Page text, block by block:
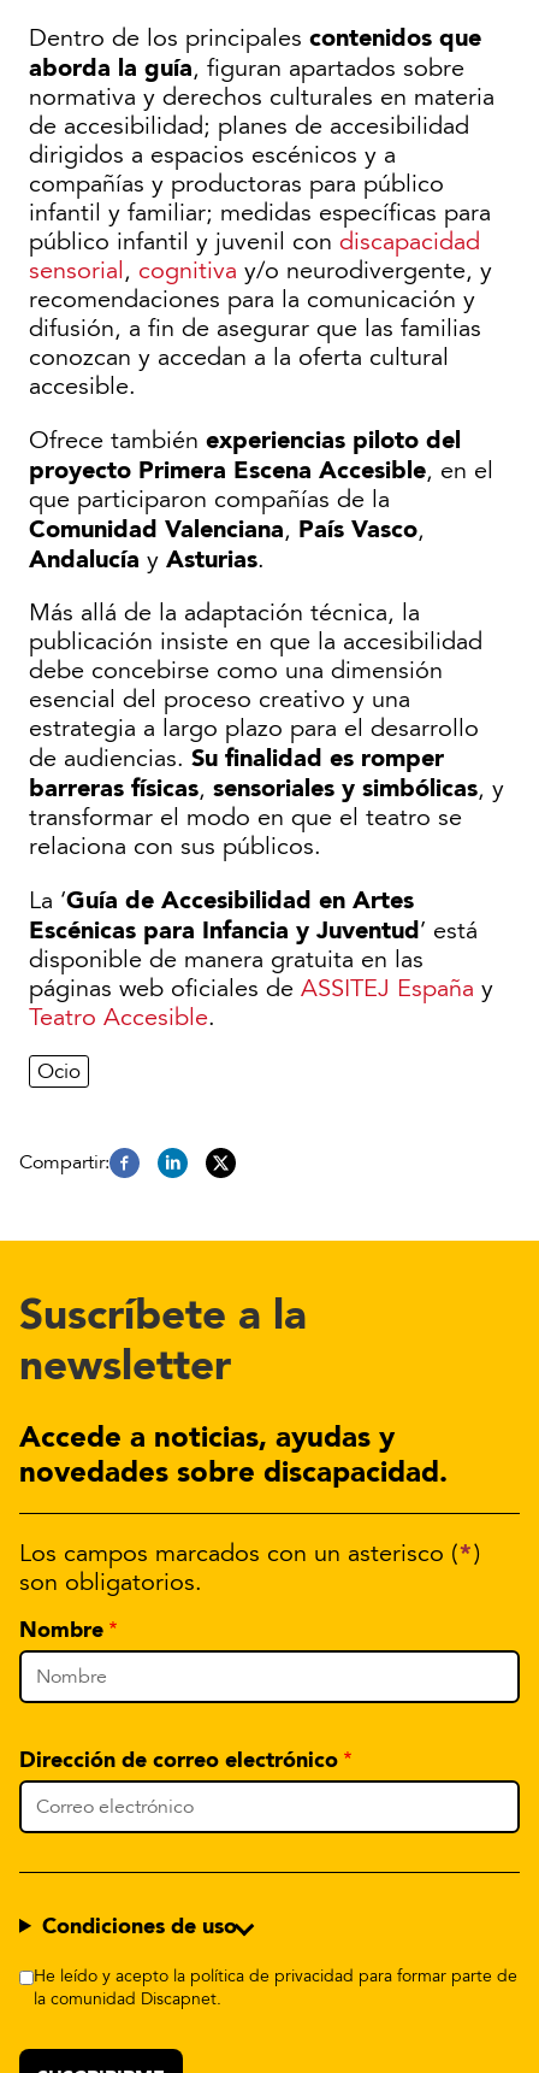
Dentro de los principales contenidos que
aborda la guía, figuran apartados sobre
normativa y derechos culturales en materia
de accesibilidad; planes de accesibilidad
dirigidos a espacios escénicos y a
compañías y productoras para público
infantil y familiar; medidas específicas para
público infantil y juvenil con discapacidad
sensorial , cognitiva y/o neurodivergente, y
recomendaciones para la comunicación y
difusión, a fin de asegurar que las familias
conozcan y accedan a la oferta cultural
accesible.
Ofrece también experiencias piloto del
proyecto Primera Escena Accesible, en el
que participaron compañías de la
Comunidad Valenciana, País Vasco,
Andalucía y Asturias.
Más allá de la adaptación técnica, la
publicación insiste en que la accesibilidad
debe concebirse como una dimensión
esencial del proceso creativo y una
estrategia a largo plazo para el desarrollo
de audiencias. Su finalidad es romper
barreras físicas, sensoriales y simbólicas, y
transformar el modo en que el teatro se
relaciona con sus públicos.
La ‘Guía de Accesibilidad en Artes
Escénicas para Infancia y Juventud’ está
disponible de manera gratuita en las
páginas web oficiales de ASSITEJ España y
Teatro Accesible.
Ocio
Suscríbete a la
newsletter
Accede a noticias, ayudas y
novedades sobre discapacidad.
Los campos marcados con un asterisco (*)
son obligatorios.
Nombre
Dirección de correo electrónico
Condiciones de uso
He leído y acepto la política de privacidad para formar parte de
la comunidad Discapnet.